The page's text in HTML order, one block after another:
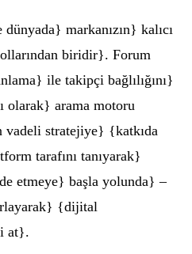
markanızın} kalıcı
biridir}. Forum
ile takipçi bağlılığını}
olarak} arama motoru
stratejiye} {katkıda
tarafını tanıyarak}
etmeye} başla yolunda} –
{dijital
at}.